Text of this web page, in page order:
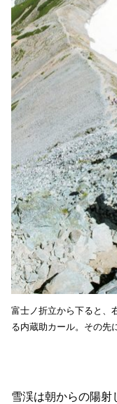
富士ノ折立から下ると、
る内蔵助カール。その先
雪渓は朝からの陽射